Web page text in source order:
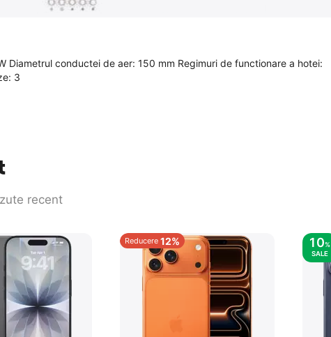
Diametrul conductei de aer: 150 mm Regimuri de functionare a hotei:
3
recent
Reducere 12% 10%
SALE